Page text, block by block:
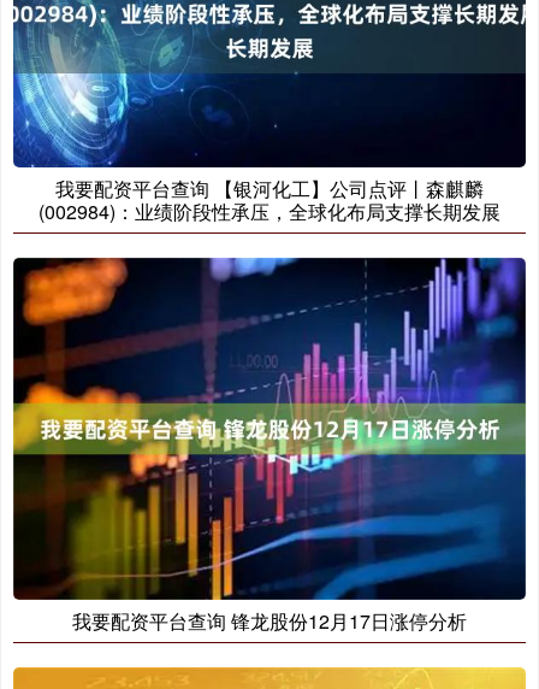
我要配资平台查询 【银河化工】公司点评丨森麒麟
(002984)：业绩阶段性承压，全球化布局支撑长期发展
我要配资平台查询 锋龙股份12月17日涨停分析